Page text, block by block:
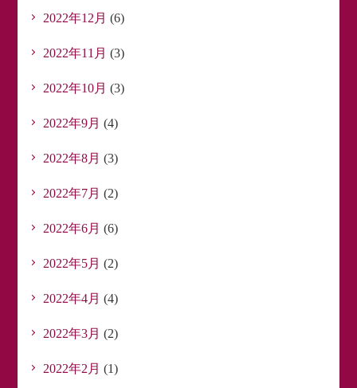
2022年12月 (6)
2022年11月 (3)
2022年10月 (3)
2022年9月 (4)
2022年8月 (3)
2022年7月 (2)
2022年6月 (6)
2022年5月 (2)
2022年4月 (4)
2022年3月 (2)
2022年2月 (1)